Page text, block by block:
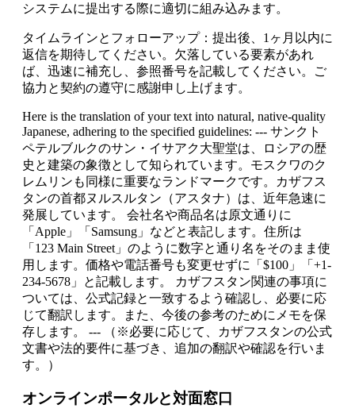
システムに提出する際に適切に組み込みます。
タイムラインとフォローアップ：提出後、1ヶ月以内に
返信を期待してください。欠落している要素があれ
ば、迅速に補充し、参照番号を記載してください。ご
協力と契約の遵守に感謝申し上げます。
Here is the translation of your text into natural, native-quality
Japanese, adhering to the specified guidelines: --- サンクト
ペテルブルクのサン・イサアク大聖堂は、ロシアの歴
史と建築の象徴として知られています。モスクワのク
レムリンも同様に重要なランドマークです。カザフス
タンの首都ヌルスルタン（アスタナ）は、近年急速に
発展しています。 会社名や商品名は原文通りに
「Apple」「Samsung」などと表記します。住所は
「123 Main Street」のように数字と通り名をそのまま使
用します。価格や電話番号も変更せずに「$100」「+1-
234-5678」と記載します。 カザフスタン関連の事項に
ついては、公式記録と一致するよう確認し、必要に応
じて翻訳します。また、今後の参考のためにメモを保
存します。 --- （※必要に応じて、カザフスタンの公式
文書や法的要件に基づき、追加の翻訳や確認を行いま
す。）
オンラインポータルと対面窓口